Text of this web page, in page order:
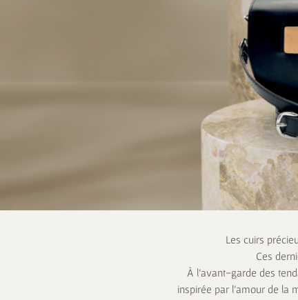
Les cuirs
Ces
À l’avant-garde des
inspirée par l’amour de la